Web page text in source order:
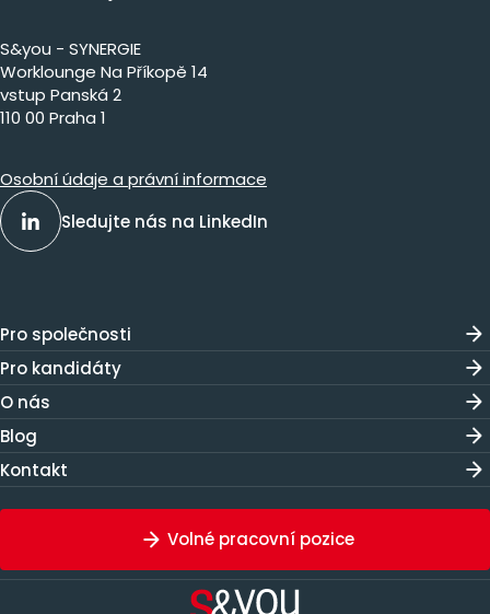
S&you - SYNERGIE
Worklounge Na Příkopě 14
vstup Panská 2
110 00 Praha 1
Osobní údaje a právní informace
Sledujte nás na LinkedIn
Pro společnosti
Pro kandidáty
O nás
Blog
Kontakt
Volné pracovní pozice